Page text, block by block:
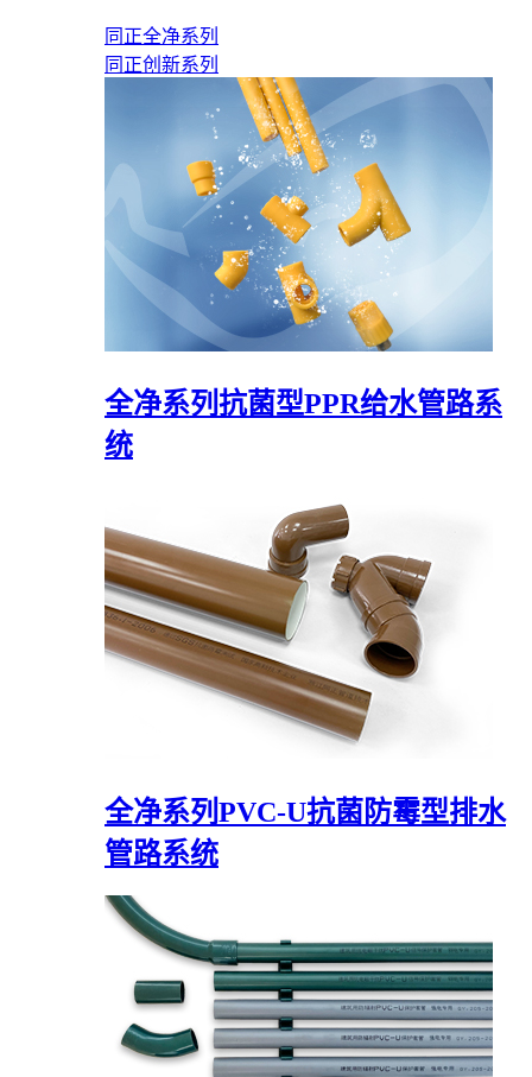
同正全净系列
同正创新系列
全净系列抗菌型PPR给水管路系
统
全净系列PVC-U抗菌防霉型排水
管路系统